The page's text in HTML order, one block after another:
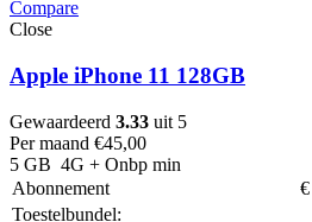
Compare
Close
Apple iPhone 11 128GB
Gewaardeerd 3.33 uit 5
Per maand €45,00
5 GB 4G + Onbp min
Abonnement
€
Toestelbundel: